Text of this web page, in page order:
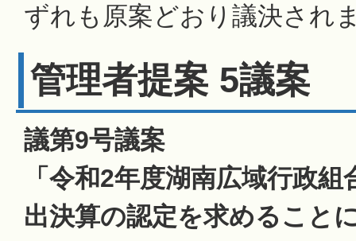
ずれも原案どおり議決され
管理者提案 5議案
議第9号議案
「令和2年度湖南広域行政
出決算の認定を求めること